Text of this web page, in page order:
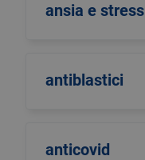
ansia e stress
antiblastici
anticovid